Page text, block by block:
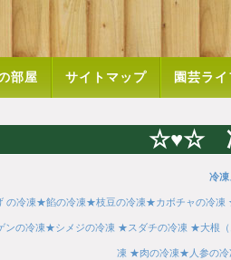
部屋 サイトマップ 園芸ライ
☆♥☆
冷凍
の冷凍★餡の冷凍★枝豆の冷凍★カボチャの冷凍
ンの冷凍★シメジの冷凍 ★スダチの冷凍 ★大根（
凍 ★肉の冷凍★人参の冷